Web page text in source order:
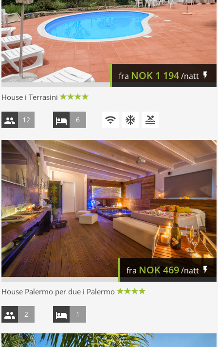
fra NOK 1 194/natt
House i Terrasini
12 6
fra NOK469/natt
House Palermo per due i Palermo
2 1